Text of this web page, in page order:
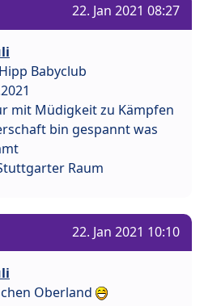
22. Jan 2021 08:27
Babyclub
mit Müdigkeit zu Kämpfen
bin gespannt was
Raum
22. Jan 2021 10:10
Oberland